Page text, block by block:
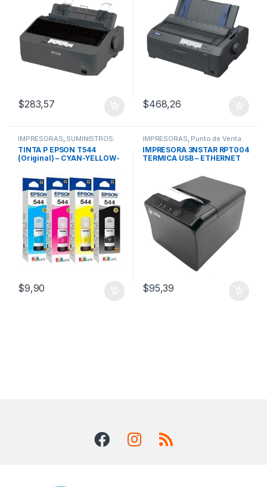
$283,57 $468,26
IMPRESORAS, SUMINISTROS:
TINTAS y CINTAS , T544
TINTA P EPSON T544
(Original) – CYAN-YELLOW-
$9,90
IMPRESORAS, Punto de Venta
IMPRESORA 3NSTAR RPT004
TERMICA USB – ETHERNET
$95,39